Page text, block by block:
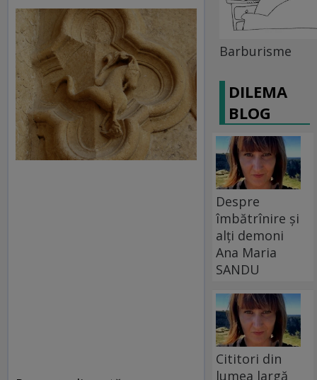
Barburisme
DILEMA
BLOG
Despre
îmbătrînire și
alți demoni
Ana Maria
SANDU
Cititori din
lumea largă